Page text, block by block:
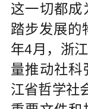
这一切都成
踏步发展的
年4月，浙
量推动社科
江省哲学社